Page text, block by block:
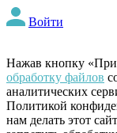
Войти
Нажав кнопку
обработку файлов
аналитических
Политикой
нам делать этот